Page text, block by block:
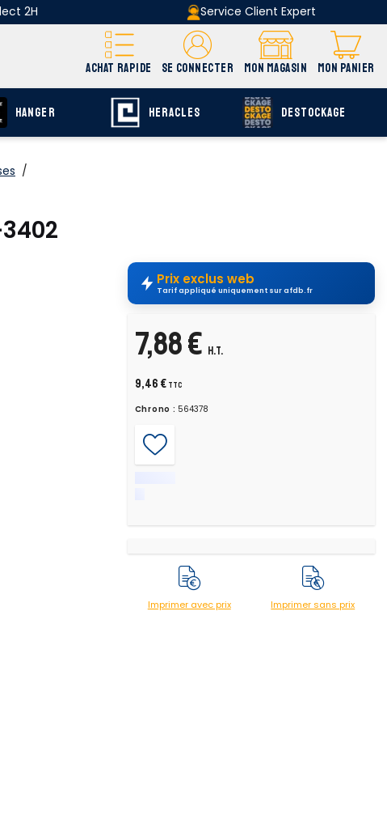
2H Service Client Expert
ACHAT RAPIDE SE CONNECTER MON MAGASIN MON PANIER
HANGER HERACLES DESTOCKAGE
/
Prix exclus web
Tarif appliqué uniquement sur afdb.fr
7,88 € H.T.
9,46 € TTC
Chrono : 564378
Imprimer avec prix Imprimer sans prix